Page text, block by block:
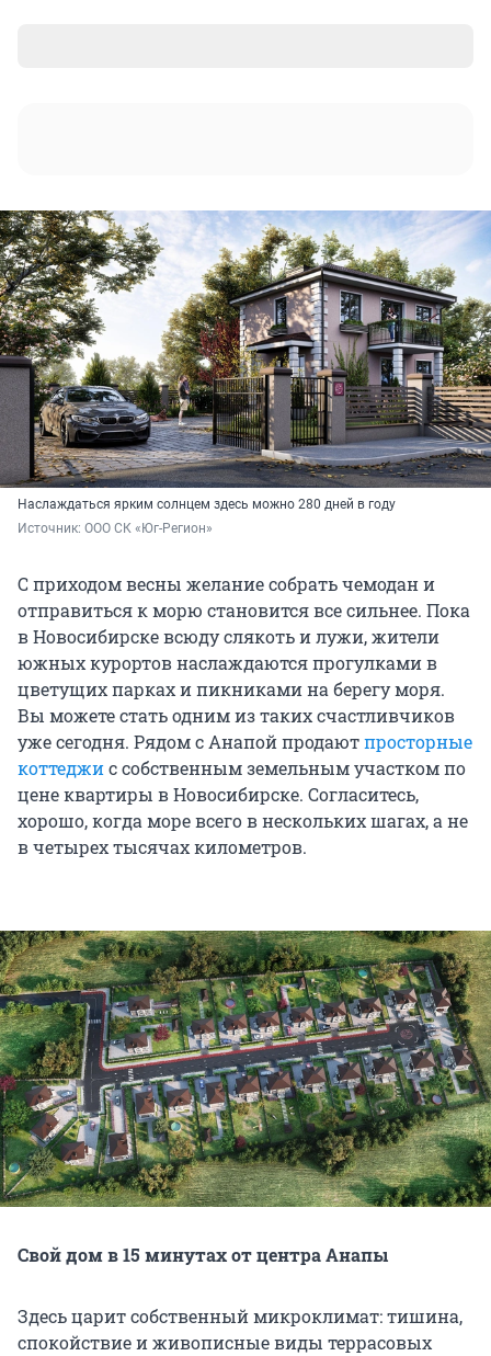
Наслаждаться ярким солнцем здесь можно 280 дней в году
Источник: ООО СК «Юг-Регион»
С приходом весны желание собрать чемодан и
отправиться к морю становится все сильнее. Пока
в Новосибирске всюду слякоть и лужи, жители
южных курортов наслаждаются прогулками в
цветущих парках и пикниками на берегу моря.
Вы можете стать одним из таких счастливчиков
уже сегодня. Рядом с Анапой продаютпросторные
коттеджис собственным земельным участком по
цене квартиры в Новосибирске. Согласитесь,
хорошо, когда море всего в нескольких шагах, а не
в четырех тысячах километров.
Свой дом в 15 минутах от центра Анапы
Здесь царит собственный микроклимат: тишина,
спокойствие и живописные виды террасовых